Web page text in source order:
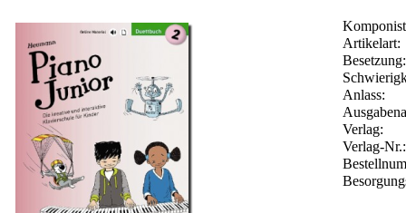
Artikelart:
Besetzung:
Anlass:
Verlag:
Verlag-